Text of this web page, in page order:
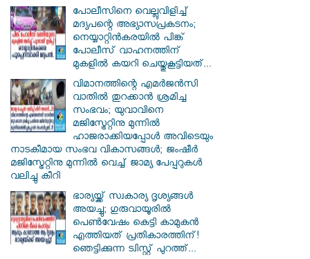
പോലീസിനെ വെല്ലുവിളിച്ച്
മദ്യപന്റെ അഭ്യാസപ്രകടനം;
നെയ്യാറ്റിൻകരയിൽ പിങ്ക്
പോലീസ് വാഹനത്തിന്
മുകളിൽ കയറി ചെയ്തുകൂട്ടിയത്...
വിമാനത്തിന്റെ എമർജൻസി
വാതിൽ തുറക്കാൻ ശ്രമിച്ച
സംഭവം; യുവാവിനെ
മജിസ്ട്രേറ്റിനു മുന്നിൽ
ഹാജരാക്കിയപ്പോൾ അവിടെയും
നാടകീമായ സംഭവ വികാസങ്ങൾ; ജംഷീർ
മജിസ്ട്രേറ്റിനു മുന്നിൽ വെച്ച് ജാമ്യ പേപ്പറുകൾ
വലിച്ചു കീറി
ഭാര്യയ്ക്ക് സ്വകാര്യ ദൃശ്യങ്ങൾ
അയച്ചു; ഗുരുവായൂരിൽ
പെൺവേഷം കെട്ടി കാമുകൻ
എത്തിയത് പ്രതികാരത്തിന്!
ഞെട്ടിക്കുന്ന ട്വിസ്റ്റ് പുറത്ത്...